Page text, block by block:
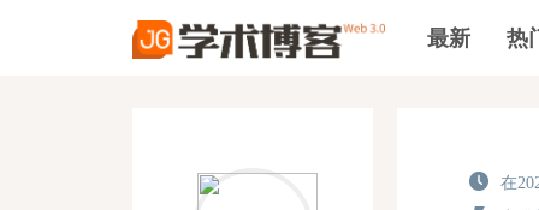
最新 热
在